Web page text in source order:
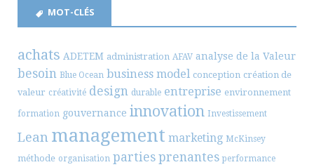
MOT-CLÉS
achats ADETEM administration AFAV analyse de la Valeur
besoin Blue Ocean business model conception création de
valeur créativité design durable entreprise environnement
formation gouvernance innovation Investissement
Lean management marketing McKinsey
méthode organisation parties prenantes performance